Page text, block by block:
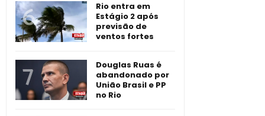
Rio entra em
Estágio 2 após
previsão de
ventos fortes
Douglas Ruas é
abandonado por
União Brasil e PP
no Rio